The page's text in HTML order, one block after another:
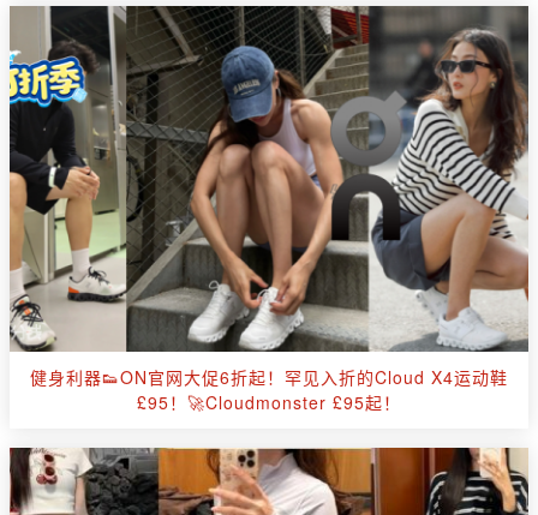
健身利器👟ON官网大促6折起！罕见入折的Cloud X4运动鞋
£95！🚀Cloudmonster £95起！